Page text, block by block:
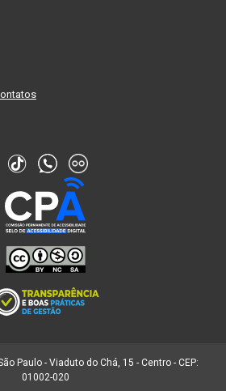
Paulo - Viaduto do Chá, 15 - Centro - CEP:
01002-020